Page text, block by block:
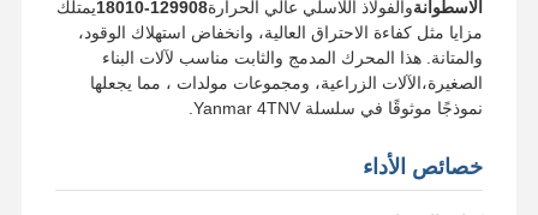
الاسطوانةوالفولاذ اللاسلي عالي الحرارة129908-18010
يمتلك
مزايا مثل كفاءة الاحتراق العالية، وانخفاض استهلاك الوقود،
والمتانة. هذا المحرك المدمج والثابت مناسب لآلات البناء
الصغيرة،الآلات الزراعية، ومجموعات مولدات ، مما يجعلها
نموذجًا موثوقًا في سلسلة Yanmar 4TNV.
خصائص الأداء